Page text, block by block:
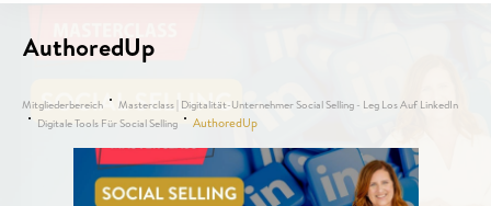
AuthoredUp
Mitgliederbereich
Masterclass | Digitalität-Unternehmer Social Selling - Leg Los Auf LinkedIn
Digitale Tools Für Social Selling
AuthoredUp